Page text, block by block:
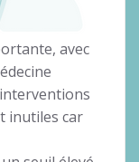
avec
inutiles car